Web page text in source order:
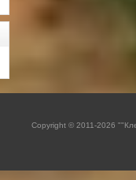
Copyright © 2011-2026